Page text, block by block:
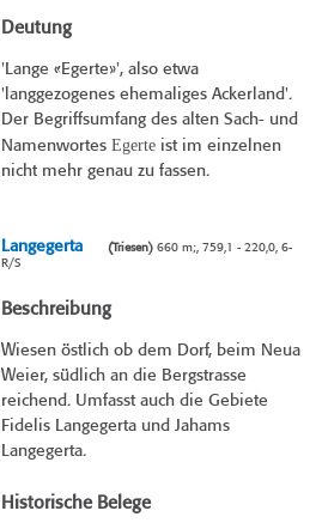
Deutung
'Lange «Egerte»', also etwa
'langgezogenes ehemaliges Ackerland'.
Der Begriffsumfang des alten Sach- und
Namenwortes Egerteist im einzelnen
nicht mehr genau zu fassen.
Langegerta (Triesen)660 m;, 759,1 - 220,0, 6-
R/S
Beschreibung
Wiesen östlich ob dem Dorf, beim Neua
Weier, südlich an die Bergstrasse
reichend. Umfasst auch die Gebiete
Fidelis Langegerta und Jahams
Langegerta.
Historische Belege